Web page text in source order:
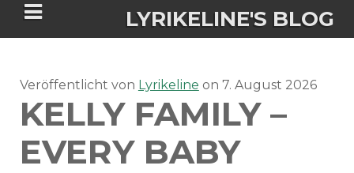
LYRIKELINE'S BLOG
Tania Morgan's Blog über alles, was
sie im Leben bewegt.
Veröffentlicht von Lyrikeline on 7. August 2026
KELLY FAMILY –
EVERY BABY